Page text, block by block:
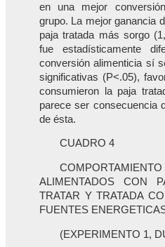
en una mejor
grupo. La mejor ganancia
paja tratada más sorgo
fue estadísticamente
conversión alimenticia sí
significativas (P<.05),
consumieron la paja
parece ser consecuencia
de ésta.
CUADRO 4
ALIMENTADOS CON
TRATAR Y TRATADA
FUENTES
(EXPERIMENTO 1,